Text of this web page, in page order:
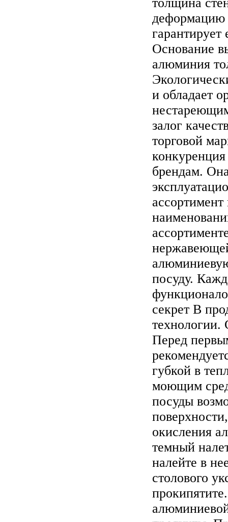
деформацию
гарантирует
Основание
алюминия
и обладает
залог
торговой
брендам.
посуду.
секрет В
технологии.
Перед
губкой в
моющим
посуды
окисления
темный
налейте в
столового